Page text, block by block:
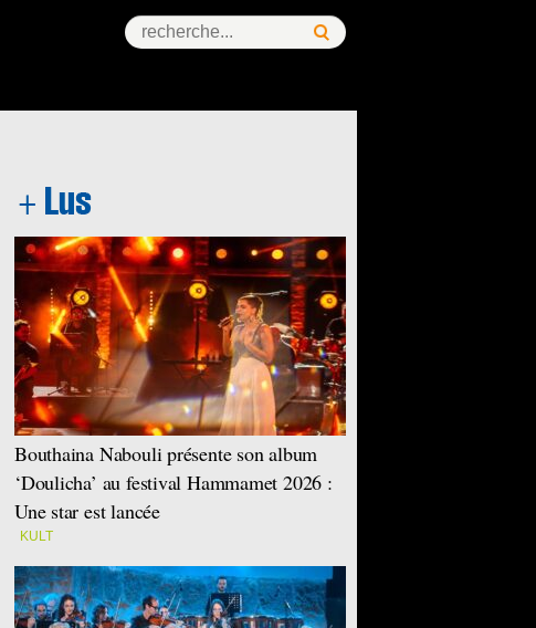
Bouthaina Nabouli présente son album
‘Doulicha’ au festival Hammamet 2026 :
Une star est lancée
KULT